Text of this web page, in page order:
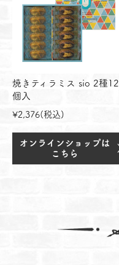
焼きティラミス sio 2種12
個入
¥2,376(税込)